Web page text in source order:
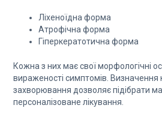
Ліхеноїдна форма
Атрофічна форма
Гіперкератотична форма
Кожна з них має свої морфологічні
вираженості симптомів. Визначення
захворювання дозволяє підібрати
персоналізоване лікування.